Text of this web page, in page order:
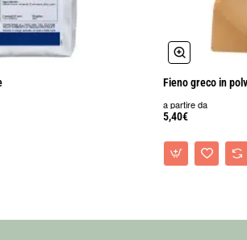
Fieno greco in
a partire da
5,40€